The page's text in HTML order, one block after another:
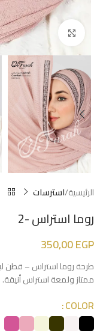
Click to enlarge
الرئيسية استرسات
روما استراس -2
350,00EGP
ممتاز ولمعة استراس أنيقة.
COLOR